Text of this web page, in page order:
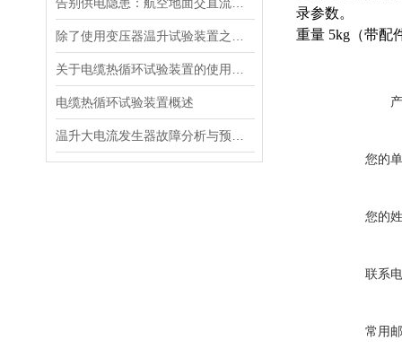
电缆热循环试验装置概述
录参数。
重量 5kg（带配
您的
您的
联系
常用